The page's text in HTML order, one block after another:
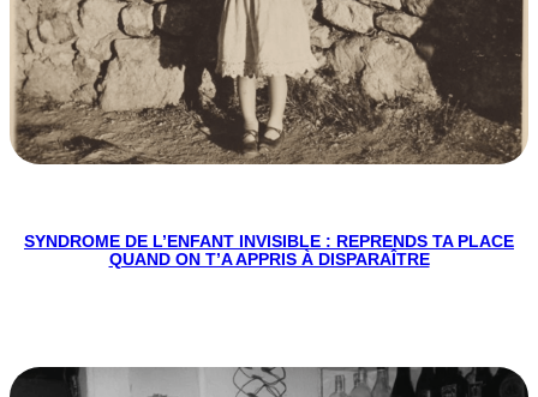
SYNDROME DE L’ENFANT INVISIBLE : REPRENDS TA PLACE
QUAND ON T’A APPRIS À DISPARAÎTRE